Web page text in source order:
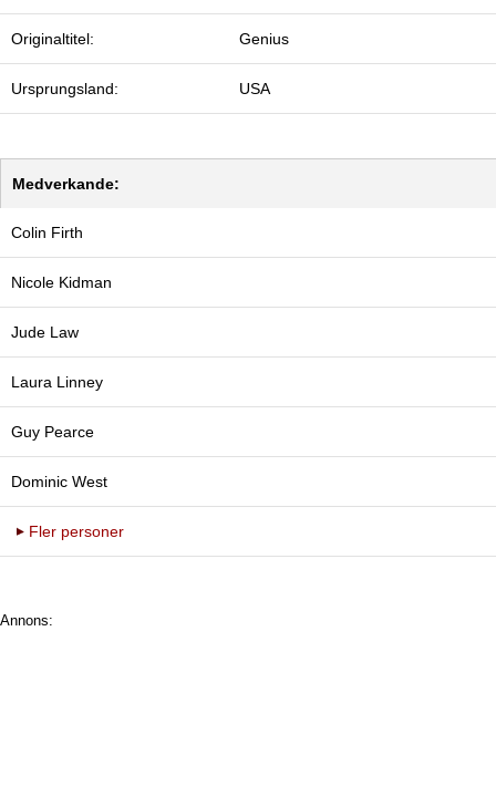
Originaltitel: Genius
Ursprungsland: USA
Medverkande:
Colin Firth
Nicole Kidman
Jude Law
Laura Linney
Guy Pearce
Dominic West
Fler personer
Annons: